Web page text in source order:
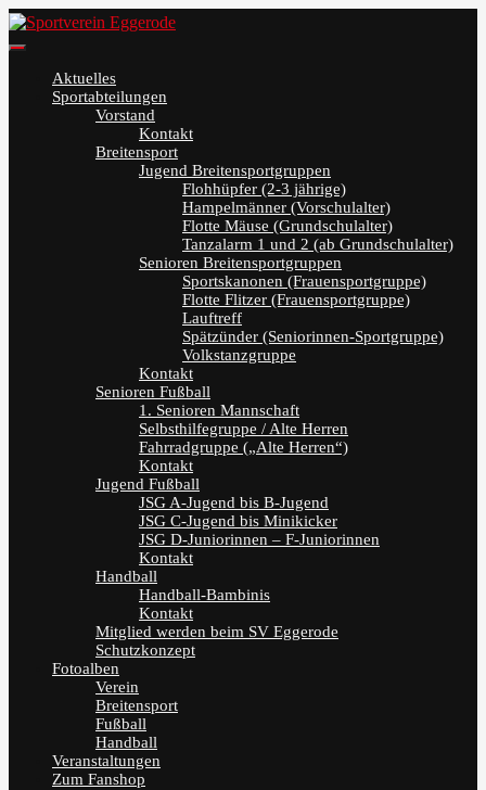
Skip
to
Aktuelles
Sportabteilungen
Vorstand
Kontakt
Breitensport
Jugend Breitensportgruppen
Flohhüpfer (2-3 jährige)
Hampelmänner (Vorschulalter)
Flotte Mäuse (Grundschulalter)
Tanzalarm 1 und 2 (ab Grundschulalter)
Senioren Breitensportgruppen
Sportskanonen (Frauensportgruppe)
Flotte Flitzer (Frauensportgruppe)
Lauftreff
Spätzünder (Seniorinnen-Sportgruppe)
Volkstanzgruppe
Kontakt
Senioren Fußball
1. Senioren Mannschaft
Selbsthilfegruppe / Alte Herren
Fahrradgruppe („Alte Herren“)
Kontakt
Jugend Fußball
JSG A-Jugend bis B-Jugend
JSG C-Jugend bis Minikicker
JSG D-Juniorinnen – F-Juniorinnen
Kontakt
Handball
Handball-Bambinis
Kontakt
Mitglied werden beim SV Eggerode
Schutzkonzept
Fotoalben
Verein
Breitensport
Fußball
Handball
Veranstaltungen
Zum Fanshop